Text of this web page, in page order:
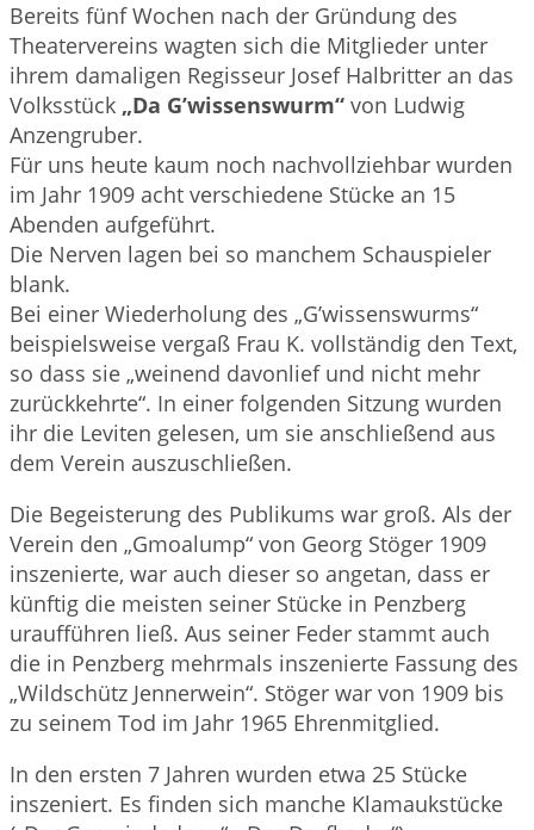
Bereits fünf Wochen nach der Gründung des
Theatervereins wagten sich die Mitglieder unter
ihrem damaligen Regisseur Josef Halbritter an das
Volksstück „Da G’wissenswurm“ von Ludwig
Anzengruber.
Für uns heute kaum noch nachvollziehbar wurden
im Jahr 1909 acht verschiedene Stücke an 15
Abenden aufgeführt.
Die Nerven lagen bei so manchem Schauspieler
blank.
Bei einer Wiederholung des „G’wissenswurms“
beispielsweise vergaß Frau K. vollständig den Text,
so dass sie „weinend davonlief und nicht mehr
zurückkehrte“. In einer folgenden Sitzung wurden
ihr die Leviten gelesen, um sie anschließend aus
dem Verein auszuschließen.
Die Begeisterung des Publikums war groß. Als der
Verein den „Gmoalump“ von Georg Stöger 1909
inszenierte, war auch dieser so angetan, dass er
künftig die meisten seiner Stücke in Penzberg
uraufführen ließ. Aus seiner Feder stammt auch
die in Penzberg mehrmals inszenierte Fassung des
„Wildschütz Jennerwein“. Stöger war von 1909 bis
zu seinem Tod im Jahr 1965 Ehrenmitglied.
In den ersten 7 Jahren wurden etwa 25 Stücke
inszeniert. Es finden sich manche Klamaukstücke